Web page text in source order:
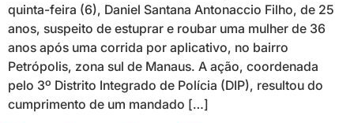
quinta-feira (6), Daniel Santana Antonaccio Filho, de 25
anos, suspeito de estuprar e roubar uma mulher de 36
anos após uma corrida por aplicativo, no bairro
Petrópolis, zona sul de Manaus. A ação, coordenada
pelo 3º Distrito Integrado de Polícia (DIP), resultou do
cumprimento de um mandado […]